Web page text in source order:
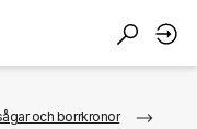
och borrkronor